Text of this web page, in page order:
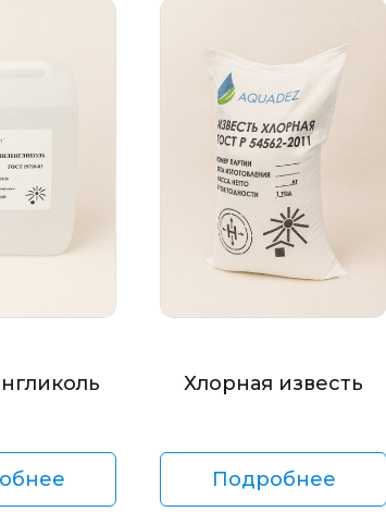
Хлорная известь
Подробнее